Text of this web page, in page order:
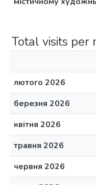
Total visits per
лютого 2026
березня 2026
квітня 2026
травня 2026
червня 2026